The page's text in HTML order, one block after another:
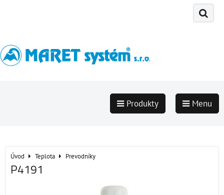
Produkty Menu
Úvod Teplota Prevodníky
P4191